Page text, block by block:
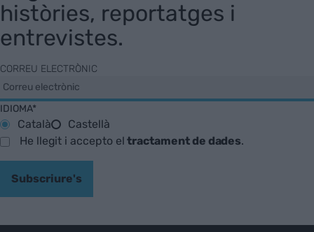
històries, reportatges i
entrevistes.
CORREU ELECTRÒNIC
IDIOMA*
Català
Castellà
He llegit i accepto eltractament de dades.
Subscriure's